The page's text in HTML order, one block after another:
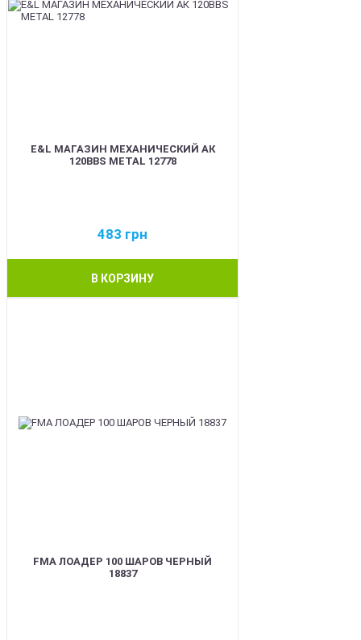
E&L МАГАЗИН МЕХАНИЧЕСКИЙ АК
120BBS METAL 12778
483 грн
В КОРЗИНУ
FMA ЛОАДЕР 100 ШАРОВ ЧЕРНЫЙ
18837